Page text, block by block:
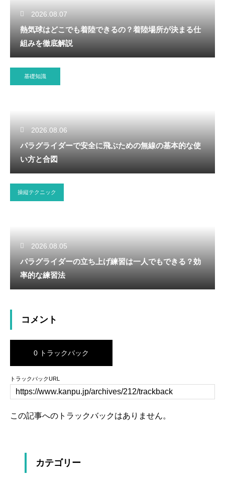
2026.08.07
熱気球はどこでも着陸できるの？着陸場所が決まる仕
組みを徹底解説
基礎知識
2026.08.06
パラグライダーで安全に飛ぶための無線の基本的な使
い方と合図
操縦テクニック
2026.08.05
パラグライダーの立ち上げ練習は一人でもできる？効
率的な練習法
コメント
0 トラックバック
トラックバックURL
この記事へのトラックバックはありません。
カテゴリー